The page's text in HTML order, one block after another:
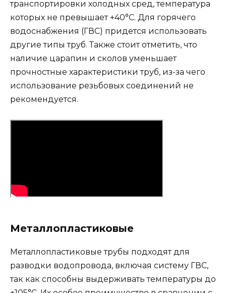
транспортировки холодных сред, температура
которых не превышает +40°C. Для горячего
водоснабжения (ГВС) придется использовать
другие типы труб. Также стоит отметить, что
наличие царапин и сколов уменьшает
прочностные характеристики труб, из-за чего
использование резьбовых соединений не
рекомендуется.
Металлопластиковые
Металлопластиковые трубы подходят для
разводки водопровода, включая систему ГВС,
так как способны выдерживать температуры до